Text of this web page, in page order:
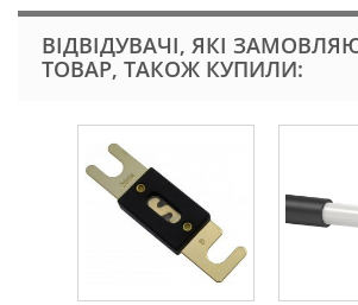
ВІДВІДУВАЧІ, ЯКІ
ТОВАР, ТАКОЖ КУПИЛИ: